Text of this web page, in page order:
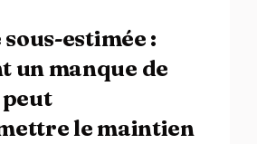
estimée :
un manque de
le maintien